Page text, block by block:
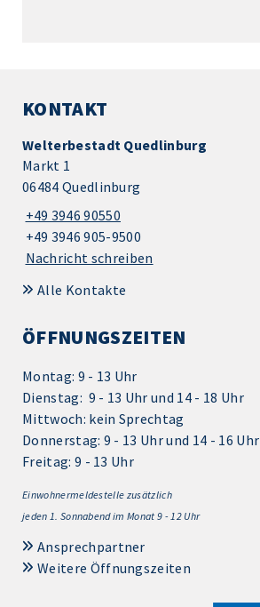
KONTAKT
Welterbestadt Quedlinburg
Markt 1
06484 Quedlinburg
+49 3946 90550
+49 3946 905-9500
Nachricht schreiben
Alle Kontakte
ÖFFNUNGSZEITEN
Montag: 9 - 13 Uhr
Dienstag: 9 - 13 Uhr und 14 - 18 Uhr
Mittwoch: kein Sprechtag
Donnerstag: 9 - 13 Uhr und 14 - 16 Uhr
Freitag: 9 - 13 Uhr
Einwohnermeldestelle zusätzlich
jeden 1. Sonnabend im Monat 9 - 12 Uhr
Ansprechpartner
Weitere Öffnungszeiten